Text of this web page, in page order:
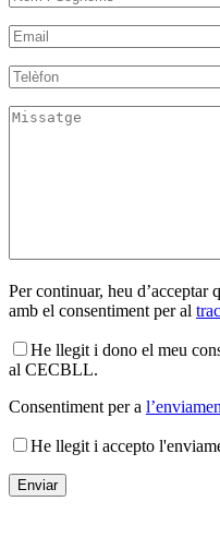
Per continuar, heu d’acceptar
amb el consentiment per al
He llegit i dono el meu
al CECBLL.
Consentiment per a
He llegit i accepto